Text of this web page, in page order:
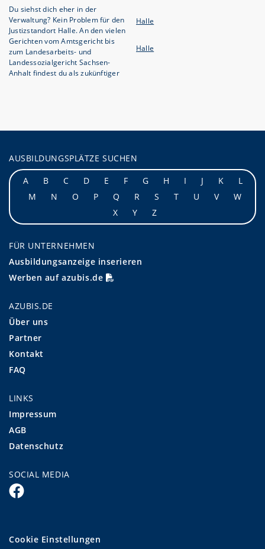
Du siehst dich eher in der
Verwaltung? Kein Problem für den
Justizstandort Halle. An den vielen
Gerichten vom Amtsgericht bis
zum Landesarbeits- und
Landessozialgericht Sachsen-
Anhalt findest du als zukünftiger
Halle
Halle
AUSBILDUNGSPLÄTZE SUCHEN
A
B C D E F G H I J K
L
M
N O P Q R S T U V
W
X
Y Z
FÜR UNTERNEHMEN
Ausbildungsanzeige inserieren
Werben auf azubis.de
AZUBIS.DE
Über uns
Partner
Kontakt
FAQ
LINKS
Impressum
AGB
Datenschutz
SOCIAL MEDIA
Cookie Einstellungen